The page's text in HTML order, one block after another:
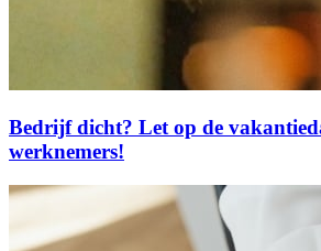
Bedrijf dicht? Let op de
werknemers!